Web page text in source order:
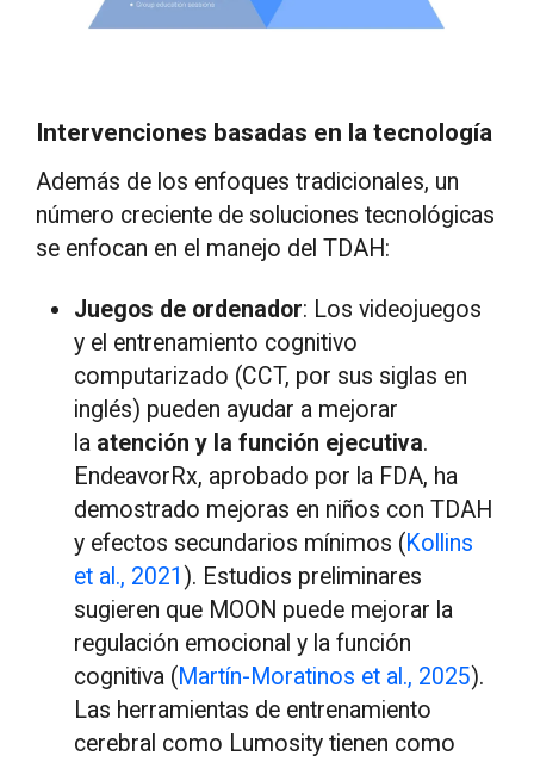
Intervenciones basadas en la tecnología
Además de los enfoques tradicionales, un
número creciente de soluciones tecnológicas
se enfocan en el manejo del TDAH:
Juegos de ordenador: Los videojuegos
y el entrenamiento cognitivo
computarizado (CCT, por sus siglas en
inglés) pueden ayudar a mejorar
la atención y la función ejecutiva.
EndeavorRx, aprobado por la FDA, ha
demostrado mejoras en niños con TDAH
y efectos secundarios mínimos (Kollins
et al., 2021 ). Estudios preliminares
sugieren que MOON puede mejorar la
regulación emocional y la función
cognitiva (Martín-Moratinos et al., 2025).
Las herramientas de entrenamiento
cerebral como Lumosity tienen como